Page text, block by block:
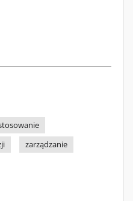
zarządzanie